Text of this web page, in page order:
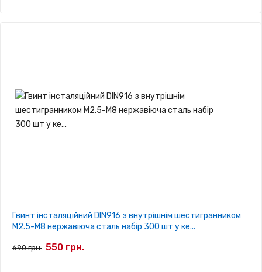
Гвинт інсталяційний DIN916 з внутрішнім шестигранником
M2.5-M8 нержавіюча сталь набір 300 шт у ке...
690 грн. 550 грн.